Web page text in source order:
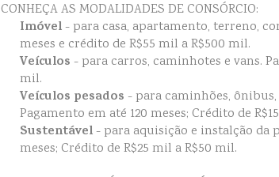
CONHEÇA AS MODALIDADES DE CONSÓRCIO:
Imóvel- para casa, apartamento, terreno,
meses e crédito de R$55 mil a R$500 mil.
Veículos - para carros, caminhotes e vans.
mil.
Veículos pesados - para caminhões,
Pagamento em até 120 meses; Crédito de
Sustentável- para aquisição e instalção da
meses; Crédito de R$25 mil a R$50 mil.